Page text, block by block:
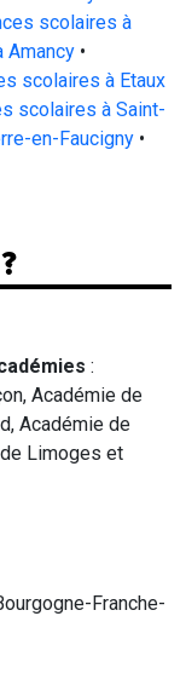
scolaires à
Amancy •
scolaires à Etaux
scolaires à Saint-
en-Faucigny •
:
Académie de
Académie de
Limoges et
Franche-